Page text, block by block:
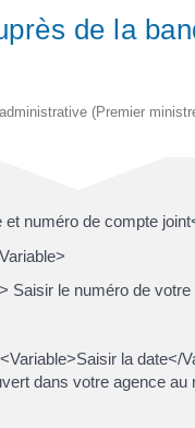
de la
(Premier
numéro de compte
Saisir le numéro de
la date</
dans votre agence